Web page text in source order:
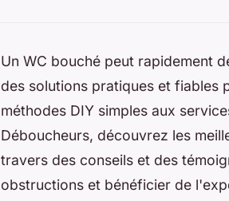
Un WC bouché peut rapidement
des solutions pratiques et fiables
méthodes DIY simples aux
Déboucheurs, découvrez les
travers des conseils et des
obstructions et bénéficier de